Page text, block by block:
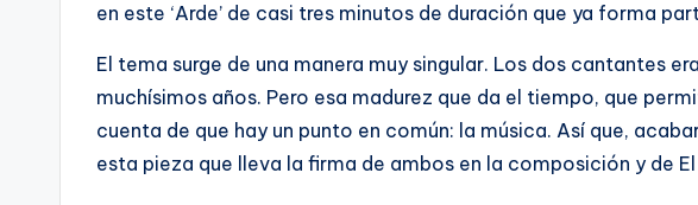
en este ‘Arde’ de casi tres minutos de duración que ya forma
El tema surge de una manera muy singular. Los dos cantantes
muchísimos años. Pero esa madurez que da el tiempo, que
cuenta de que hay un punto en común: la música. Así que,
esta pieza que lleva la firma de ambos en la composición y de